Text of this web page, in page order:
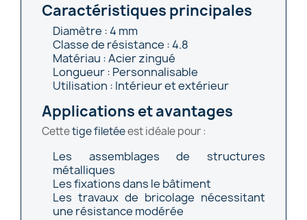
Caractéristiques principales
Diamètre : 4 mm
Classe de résistance : 4.8
Matériau : Acier zingué
Longueur : Personnalisable
Utilisation : Intérieur et extérieur
Applications et avantages
Cettetige filetéeest idéale pour :
Les assemblages de structures
métalliques
Les fixations dans le bâtiment
Les travaux de bricolage nécessitant
une résistance modérée